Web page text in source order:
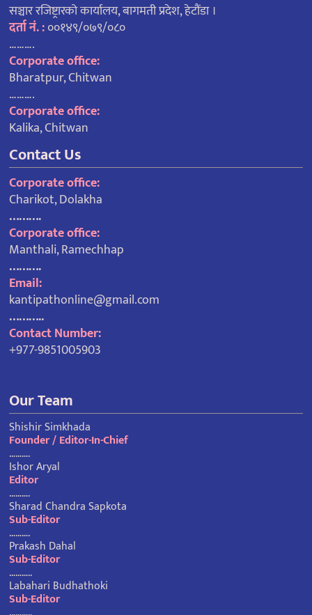
सञ्चार रजिष्ट्रारको कार्यालय, बागमती प्रदेश, हेटौंडा ।
दर्ता नं. :००१४९/०७९/०८०
……….
Corporate office:
Bharatpur, Chitwan
……….
Corporate office:
Kalika, Chitwan
Contact Us
Corporate office:
Charikot, Dolakha
……….
Corporate office:
Manthali, Ramechhap
……….
Email:
kantipathonline@gmail.com
………..
Contact Number:
+977-9851005903
Our Team
Shishir Simkhada
Founder / Editor-In-Chief
……….
Ishor Aryal
Editor
……….
Sharad Chandra Sapkota
Sub-Editor
……….
Prakash Dahal
Sub-Editor
………..
Labahari Budhathoki
Sub-Editor